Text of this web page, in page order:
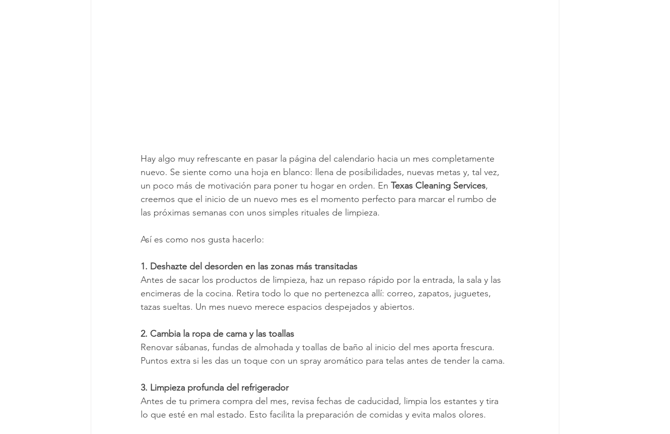
Hay algo muy refrescante en pasar la página del calendario hacia un mes completamente
nuevo. Se siente como una hoja en blanco: llena de posibilidades, nuevas metas y, tal vez,
un poco más de motivación para poner tu hogar en orden. En Texas Cleaning Services,
creemos que el inicio de un nuevo mes es el momento perfecto para marcar el rumbo de
las próximas semanas con unos simples rituales de limpieza.
Así es como nos gusta hacerlo:
1. Deshazte del desorden en las zonas más transitadas
Antes de sacar los productos de limpieza, haz un repaso rápido por la entrada, la sala y las
encimeras de la cocina. Retira todo lo que no pertenezca allí: correo, zapatos, juguetes,
tazas sueltas. Un mes nuevo merece espacios despejados y abiertos.
2. Cambia la ropa de cama y las toallas
Renovar sábanas, fundas de almohada y toallas de baño al inicio del mes aporta frescura.
Puntos extra si les das un toque con un spray aromático para telas antes de tender la cama.
3. Limpieza profunda del refrigerador
Antes de tu primera compra del mes, revisa fechas de caducidad, limpia los estantes y tira
lo que esté en mal estado. Esto facilita la preparación de comidas y evita malos olores.